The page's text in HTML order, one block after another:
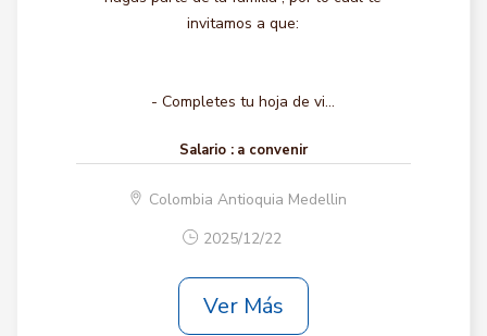
invitamos a que:
- Completes tu hoja de vi...
Salario : a convenir
Colombia Antioquia Medellin
2025/12/22
Ver Más